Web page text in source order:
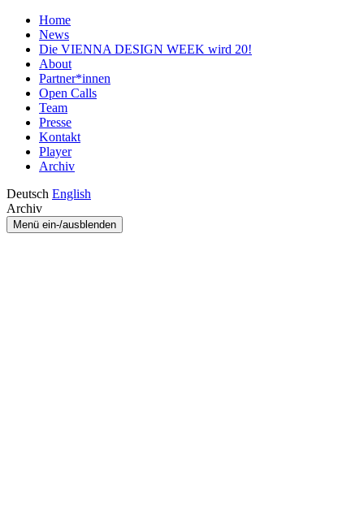
Home
News
Die VIENNA DESIGN WEEK wird 20!
About
Partner*innen
Open Calls
Team
Presse
Kontakt
Player
Archiv
Deutsch English
Archiv
Menü ein-/ausblenden